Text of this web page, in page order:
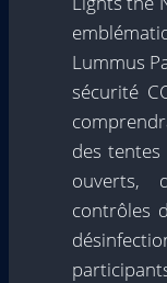
Lummus
sécurité
des tentes
ouverts,
contrôles